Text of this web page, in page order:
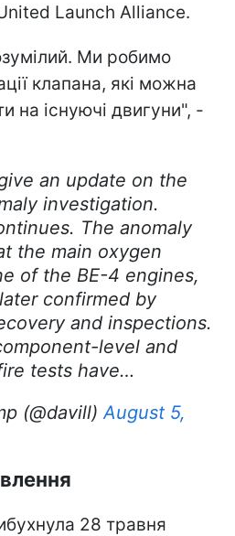
Launch Alliance.
Ми робимо
клапана, які можна
на існуючі двигуни", -
an update on the
investigation.
The anomaly
the main oxygen
of the BE-4 engines,
confirmed by
and inspections.
level and
tests have…
(@davill) August 5,
28 травня